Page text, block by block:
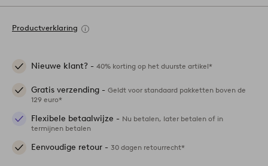
Productverklaring
Nieuwe klant? - 40% korting op het duurste artikel*
Gratis verzending - Geldt voor standaard pakketten boven de
129 euro*
Flexibele betaalwijze - Nu betalen, later betalen of in
termijnen betalen
Eenvoudige retour - 30 dagen retourrecht*